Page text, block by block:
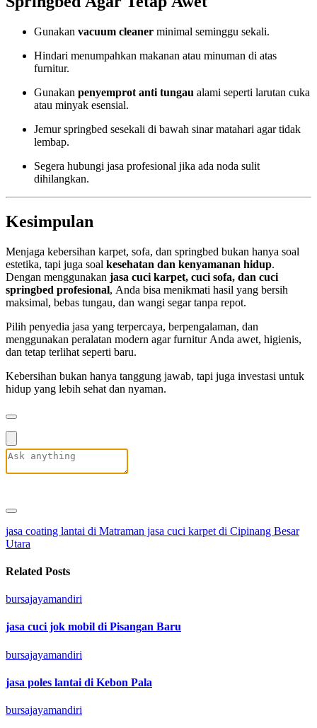
Gunakan vacuum cleaner minimal seminggu sekali.
Hindari menumpahkan makanan atau minuman di atas
furnitur.
Gunakan penyemprot anti tungau alami seperti larutan cuka
atau minyak esensial.
Jemur springbed sesekali di bawah sinar matahari agar tidak
lembap.
Segera hubungi jasa profesional jika ada noda sulit
dihilangkan.
Kesimpulan
Menjaga kebersihan karpet, sofa, dan springbed bukan hanya soal
estetika, tapi juga soal kesehatan dan kenyamanan hidup.
Dengan menggunakan jasa cuci karpet, cuci sofa, dan cuci
springbed profesional, Anda bisa menikmati hasil yang bersih
maksimal, bebas tungau, dan wangi segar tanpa repot.
Pilih penyedia jasa yang terpercaya, berpengalaman, dan
menggunakan peralatan modern agar furnitur Anda awet, higienis,
dan tetap terlihat seperti baru.
Kebersihan bukan hanya tanggung jawab, tapi juga investasi untuk
hidup yang lebih sehat dan nyaman.
jasa coating lantai di Matraman jasa cuci karpet di Cipinang Besar
Utara
Related Posts
bursajayamandiri
jasa cuci jok mobil di Pisangan Baru
bursajayamandiri
jasa poles lantai di Kebon Pala
bursajayamandiri